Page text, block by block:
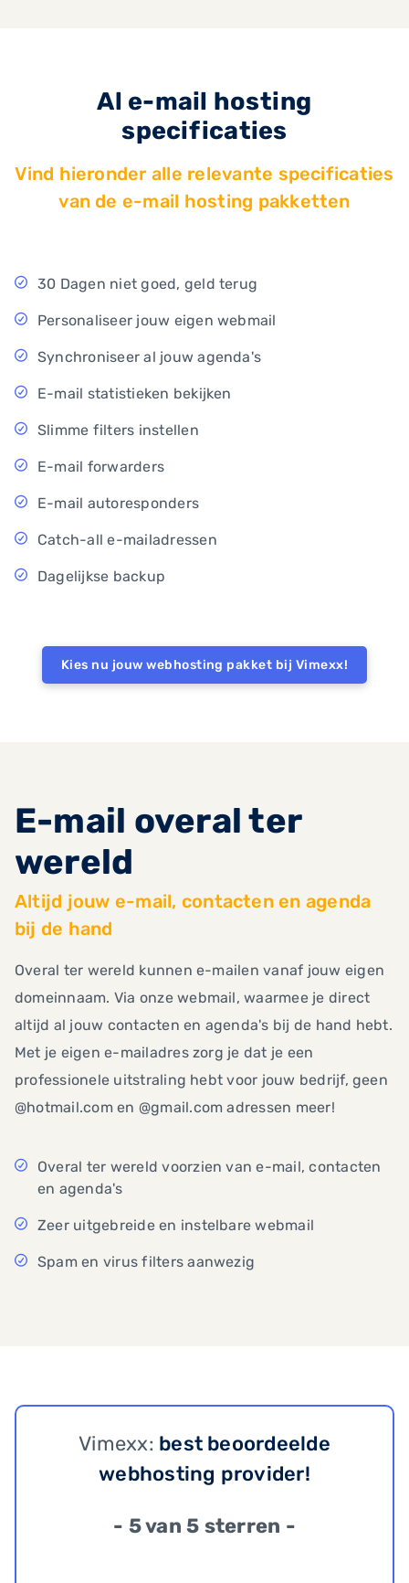
Al e-mail hosting
specificaties
Vind hieronder alle relevante specificaties
van de e-mail hosting pakketten
30 Dagen niet goed, geld terug
Personaliseer jouw eigen webmail
Synchroniseer al jouw agenda's
E-mail statistieken bekijken
Slimme filters instellen
E-mail forwarders
E-mail autoresponders
Catch-all e-mailadressen
Dagelijkse backup
Kies nu jouw webhosting pakket bij Vimexx!
E-mail overal ter
wereld
Altijd jouw e-mail, contacten en agenda
bij de hand
Overal ter wereld kunnen e-mailen vanaf jouw eigen
domeinnaam. Via onze webmail, waarmee je direct
altijd al jouw contacten en agenda's bij de hand hebt.
Met je eigen e-mailadres zorg je dat je een
professionele uitstraling hebt voor jouw bedrijf, geen
@hotmail.com en @gmail.com adressen meer!
Overal ter wereld voorzien van e-mail, contacten
en agenda's
Zeer uitgebreide en instelbare webmail
Spam en virus filters aanwezig
Vimexx: best beoordeelde
webhosting provider!
- 5 van 5 sterren -